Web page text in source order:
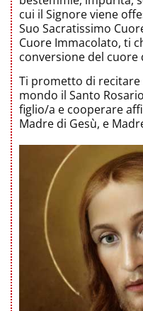
cui il Signore viene
Suo Sacratissimo
Cuore Immacolato, ti
conversione del
Ti prometto di
mondo il Santo
figlio/a e cooperare
Madre di Gesù, e